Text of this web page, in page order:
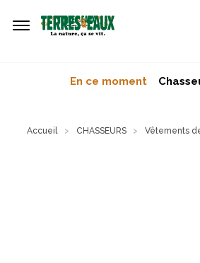
En ce moment
Accueil CHASSEURS Vêtements